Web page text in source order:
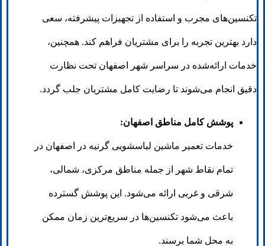
تکنسین‌های مجرب و استفاده از تجهیزات پیشرفته، سعی
دارد بهترین تجربه را برای مشتریان فراهم کند. همچنین،
خدمات ارائه‌شده در سراسر شهر اصفهان تحت نظارت
دقیق انجام می‌شوند تا رضایت کامل مشتریان جلب گردد.
پوشش کامل مناطق اصفهان:
خدمات تعمیر ماشین لباسشویی گرنیه در اصفهان در
تمام نقاط شهر از جمله مناطق مرکزی، شمالی،
شرقی و غربی ارائه می‌شود. این پوشش گسترده
باعث می‌شود تکنسین‌ها در سریع‌ترین زمان ممکن
به محل شما برسند.